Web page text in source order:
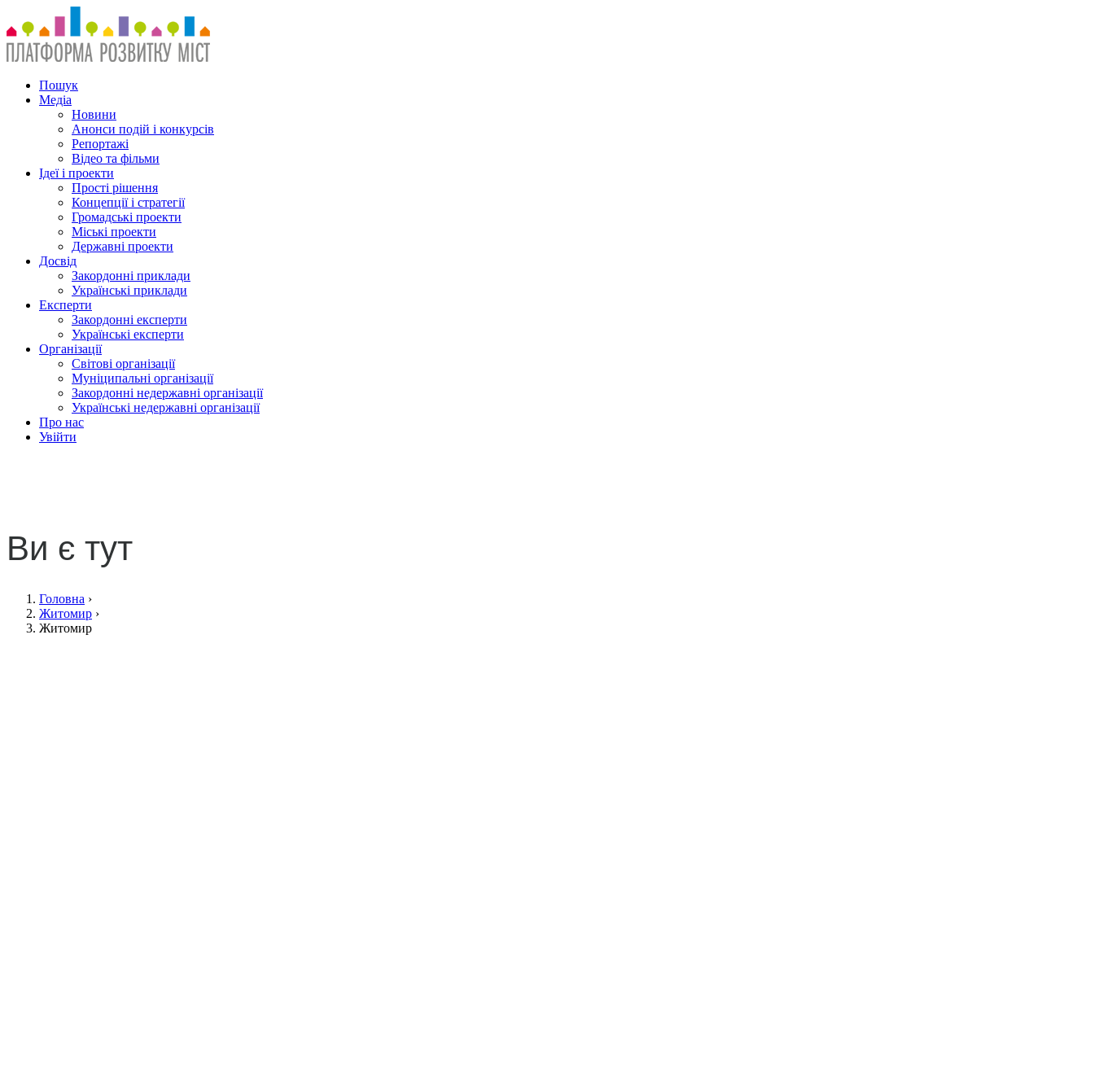
Пошук
Медіа
Новини
Анонси подій і конкурсів
Репортажі
Відео та фільми
Ідеї і проекти
Прості рішення
Концепції і стратегії
Громадські проекти
Міські проекти
Державні проекти
Досвід
Закордонні приклади
Українські приклади
Експерти
Закордонні експерти
Українські експерти
Організації
Світові організації
Муніципальні організації
Закордонні недержавні організації
Українські недержавні організації
Про нас
Увійти
Ви є тут
Головна ›
Житомир ›
Житомир